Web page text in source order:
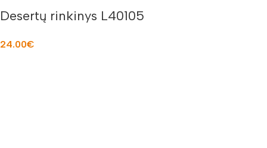
Desertų rinkinys L40105
24.00€